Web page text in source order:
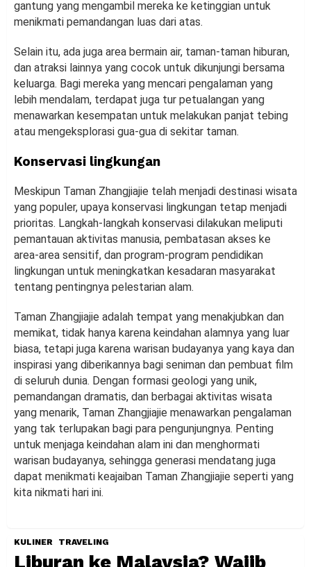
gantung yang mengambil mereka ke ketinggian untuk
menikmati pemandangan luas dari atas.
Selain itu, ada juga area bermain air, taman-taman hiburan,
dan atraksi lainnya yang cocok untuk dikunjungi bersama
keluarga. Bagi mereka yang mencari pengalaman yang
lebih mendalam, terdapat juga tur petualangan yang
menawarkan kesempatan untuk melakukan panjat tebing
atau mengeksplorasi gua-gua di sekitar taman.
Konservasi lingkungan
Meskipun Taman Zhangjiajie telah menjadi destinasi wisata
yang populer, upaya konservasi lingkungan tetap menjadi
prioritas. Langkah-langkah konservasi dilakukan meliputi
pemantauan aktivitas manusia, pembatasan akses ke
area-area sensitif, dan program-program pendidikan
lingkungan untuk meningkatkan kesadaran masyarakat
tentang pentingnya pelestarian alam.
Taman Zhangjiajie adalah tempat yang menakjubkan dan
memikat, tidak hanya karena keindahan alamnya yang luar
biasa, tetapi juga karena warisan budayanya yang kaya dan
inspirasi yang diberikannya bagi seniman dan pembuat film
di seluruh dunia. Dengan formasi geologi yang unik,
pemandangan dramatis, dan berbagai aktivitas wisata
yang menarik, Taman Zhangjiajie menawarkan pengalaman
yang tak terlupakan bagi para pengunjungnya. Penting
untuk menjaga keindahan alam ini dan menghormati
warisan budayanya, sehingga generasi mendatang juga
dapat menikmati keajaiban Taman Zhangjiajie seperti yang
kita nikmati hari ini.
KULINER TRAVELING
Liburan ke Malaysia? Wajib